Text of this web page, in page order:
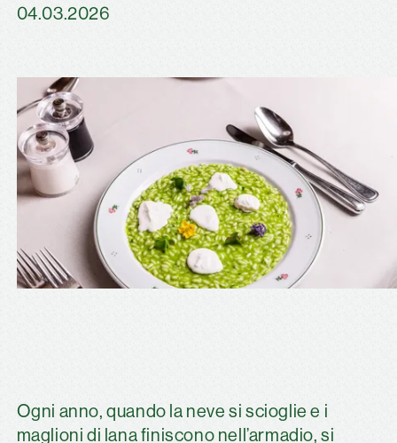
04.03.2026
Ogni anno, quando la neve si scioglie e i
maglioni di lana finiscono nell’armadio, si